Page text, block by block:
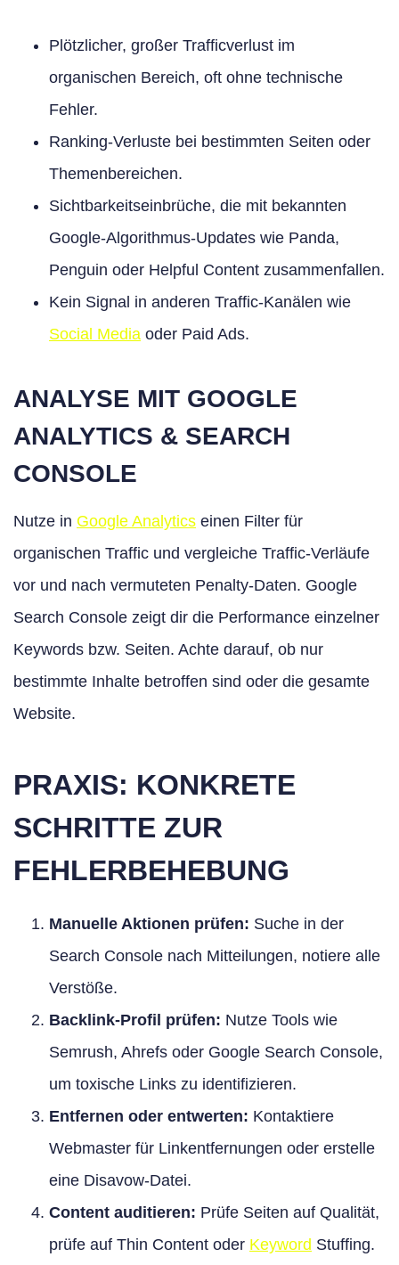
Plötzlicher, großer Trafficverlust im
organischen Bereich, oft ohne technische
Fehler.
Ranking-Verluste bei bestimmten Seiten oder
Themenbereichen.
Sichtbarkeitseinbrüche, die mit bekannten
Google-Algorithmus-Updates wie Panda,
Penguin oder Helpful Content zusammenfallen.
Kein Signal in anderen Traffic-Kanälen wie
Social Media oder Paid Ads.
ANALYSE MIT GOOGLE
ANALYTICS & SEARCH
CONSOLE
Nutze in Google Analytics einen Filter für
organischen Traffic und vergleiche Traffic-Verläufe
vor und nach vermuteten Penalty-Daten. Google
Search Console zeigt dir die Performance einzelner
Keywords bzw. Seiten. Achte darauf, ob nur
bestimmte Inhalte betroffen sind oder die gesamte
Website.
PRAXIS: KONKRETE
SCHRITTE ZUR
FEHLERBEHEBUNG
Manuelle Aktionen prüfen: Suche in der
Search Console nach Mitteilungen, notiere alle
Verstöße.
Backlink-Profil prüfen: Nutze Tools wie
Semrush, Ahrefs oder Google Search Console,
um toxische Links zu identifizieren.
Entfernen oder entwerten: Kontaktiere
Webmaster für Linkentfernungen oder erstelle
eine Disavow-Datei.
Content auditieren: Prüfe Seiten auf Qualität,
prüfe auf Thin Content oder Keyword Stuffing.